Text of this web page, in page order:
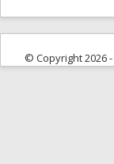
© Copyright 2026 -